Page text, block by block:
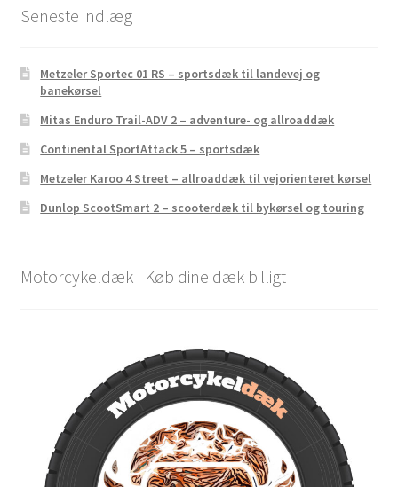
Seneste indlæg
Metzeler Sportec 01 RS – sportsdæk til landevej og
banekørsel
Mitas Enduro Trail-ADV 2 – adventure- og allroaddæk
Continental SportAttack 5 – sportsdæk
Metzeler Karoo 4 Street – allroaddæk til vejorienteret kørsel
Dunlop ScootSmart 2 – scooterdæk til bykørsel og touring
Motorcykeldæk | Køb dine dæk billigt